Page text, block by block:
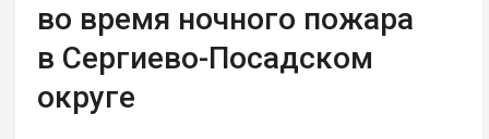
во время ночного пожара
в Сергиево-Посадском
округе